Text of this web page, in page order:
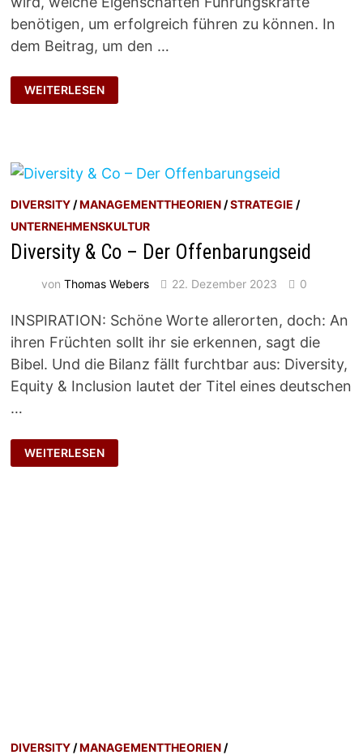
benötigen, um erfolgreich führen zu können. In
dem Beitrag, um den …
INKLUSIVITÄT
WEITERLESEN
DIVERSITY /MANAGEMENTTHEORIEN /STRATEGIE /
UNTERNEHMENSKULTUR
Diversity & Co – Der Offenbarungseid
vonThomas Webers 22. Dezember 2023 0
INSPIRATION: Schöne Worte allerorten, doch: An
ihren Früchten sollt ihr sie erkennen, sagt die
Bibel. Und die Bilanz fällt furchtbar aus: Diversity,
Equity & Inclusion lautet der Titel eines deutschen
…
DIVERSITY
&
CO
WEITERLESEN
DIVERSITY /MANAGEMENTTHEORIEN /